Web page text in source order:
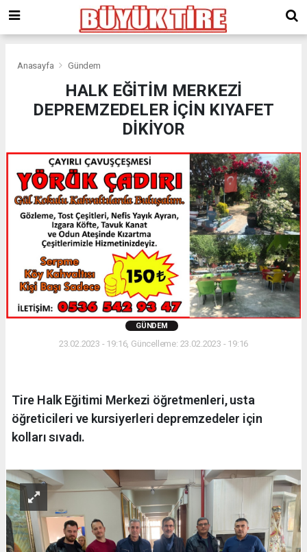
giriş
kingroyal
Anasayfa Gündem
HALK EĞİTİM MERKEZİ
DEPREMZEDELER İÇİN KIYAFET
DİKİYOR
GÜNDEM
23.02.2023 - 19:16, Güncelleme: 23.02.2023 - 19:16
Tire Halk Eğitimi Merkezi öğretmenleri, usta
öğreticileri ve kursiyerleri depremzedeler için
kolları sıvadı.